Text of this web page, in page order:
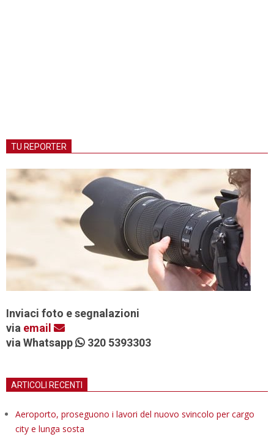
TU REPORTER
Inviaci foto e segnalazioni
via email
via Whatsapp
320 5393303
ARTICOLI RECENTI
Aeroporto, proseguono i lavori del nuovo svincolo per cargo
city e lunga sosta